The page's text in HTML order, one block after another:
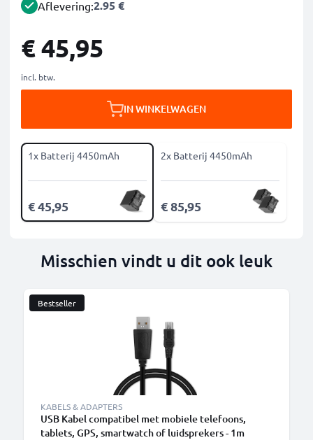
Aflevering:2.95 €
€ 45,95
incl. btw.
IN WINKELWAGEN
1x Batterij 4450mAh
€ 45,95
2x Batterij 4450mAh
€ 85,95
Misschien vindt u dit ook leuk
Bestseller
KABELS & ADAPTERS
USB Kabel compatibel met mobiele telefoons,
tablets, GPS, smartwatch of luidsprekers - 1m